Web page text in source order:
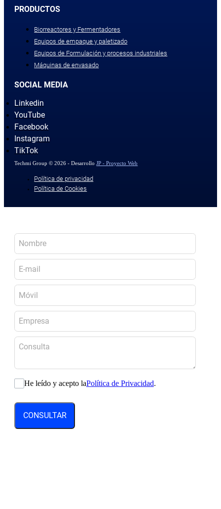
PRODUCTOS
Biorreactores y Fermentadores
Equipos de empaque y paletizado
Equipos de Formulación y procesos industriales
Máquinas de envasado
SOCIAL MEDIA
Linkedin
YouTube
Facebook
Instagram
TikTok
Techmi Group © 2026 - DesarrolloJP - Proyecto Web
Política de privacidad
Política de Cookies
He leído y acepto laPolítica de Privacidad.
CONSULTAR